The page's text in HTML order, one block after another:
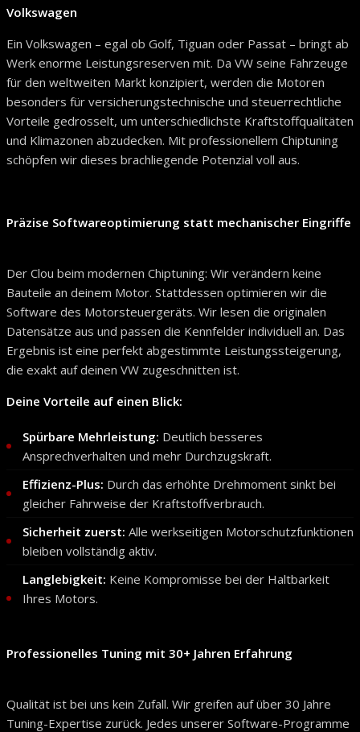
Volkswagen
Ein Volkswagen – egal ob Golf, Tiguan oder Passat – bringt ab
Werk enorme Leistungsreserven mit. Da VW seine Fahrzeuge
für den weltweiten Markt konzipiert, werden die Motoren
besonders für versicherungstechnische und steuerrechtliche
Vorteile gedrosselt, um unterschiedlichste Kraftstoffqualitäten
und Klimazonen abzudecken. Mit professionellem Chiptuning
schöpfen wir dieses brachliegende Potenzial voll aus.
Präzise Softwareoptimierung statt mechanischer Eingriffe
Der Clou beim modernen Chiptuning: Wir verändern keine
Bauteile an deinem Motor. Stattdessen optimieren wir die
Software des Motorsteuergeräts. Wir lesen die originalen
Datensätze aus und passen die Kennfelder individuell an. Das
Ergebnis ist eine perfekt abgestimmte Leistungssteigerung,
die exakt auf deinen VW zugeschnitten ist.
Deine Vorteile auf einen Blick:
Spürbare Mehrleistung: Deutlich besseres
Ansprechverhalten und mehr Durchzugskraft.
Effizienz-Plus: Durch das erhöhte Drehmoment sinkt bei
gleicher Fahrweise der Kraftstoffverbrauch.
Sicherheit zuerst: Alle werkseitigen Motorschutzfunktionen
bleiben vollständig aktiv.
Langlebigkeit: Keine Kompromisse bei der Haltbarkeit
Ihres Motors.
Professionelles Tuning mit 30+ Jahren Erfahrung
Qualität ist bei uns kein Zufall. Wir greifen auf über 30 Jahre
Tuning-Expertise zurück. Jedes unserer Software-Programme